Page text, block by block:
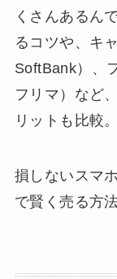
くさんあるん
るコツや、キ
SoftBank）、
フリマ）など
リットも比較。
損しないスマ
で賢く売る方